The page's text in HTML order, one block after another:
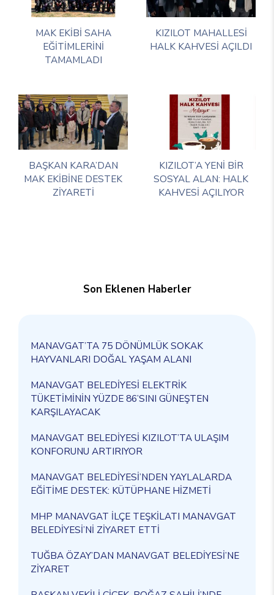
MAK EKİBİ SAHA
EĞİTİMLERİNİ
TAMAMLADI
KIZILOT MAHALLESİ
HALK KAHVESİ AÇILDI
BAŞKAN KARA’DAN
MAK EKİBİNE DESTEK
ZİYARETİ
KIZILOT’A YENİ BİR
SOSYAL ALAN: HALK
KAHVESİ AÇILIYOR
Son Eklenen Haberler
MANAVGAT’TA 75 DÖNÜMLÜK SOKAK
HAYVANLARI DOĞAL YAŞAM ALANI
MANAVGAT BELEDİYESİ ELEKTRİK
TÜKETİMİNİN YÜZDE 86’SINI GÜNEŞTEN
KARŞILAYACAK
MANAVGAT BELEDİYESİ KIZILOT’TA ULAŞIM
KONFORUNU ARTIRIYOR
MANAVGAT BELEDİYESİ’NDEN YAYLALARDA
EĞİTİME DESTEK: KÜTÜPHANE HİZMETİ
MHP MANAVGAT İLÇE TEŞKİLATI MANAVGAT
BELEDİYESİ’Nİ ZİYARET ETTİ
TUĞBA ÖZAY’DAN MANAVGAT BELEDİYESİ’NE
ZİYARET